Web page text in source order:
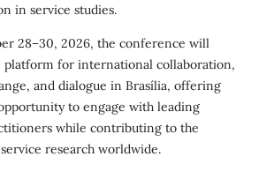
in service studies.
28–30, 2026, the conference will
platform for international collaboration,
and dialogue in Brasília, offering
to engage with leading
while contributing to the
research worldwide.